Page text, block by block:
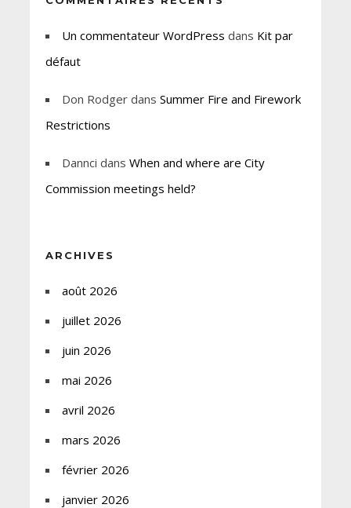
Un commentateur WordPress dans Kit par
défaut
Don Rodgerdans Summer Fire and Firework
Restrictions
Dannci dans When and where are City
Commission meetings held?
ARCHIVES
août 2026
juillet 2026
juin 2026
mai 2026
avril 2026
mars 2026
février 2026
janvier 2026